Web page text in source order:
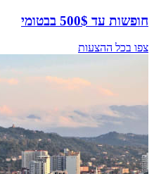
חופשות עד 500$ בבטומי
צפו בכל ההצעות